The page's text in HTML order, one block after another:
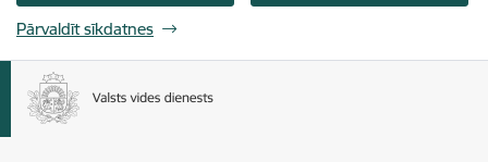
Pārvaldīt sīkdatnes